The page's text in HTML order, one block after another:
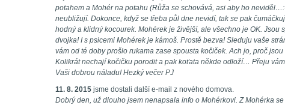
potahem a Mohér na potahu (Růža se schovává, asi aby ho
neubližují. Dokonce, když se třeba půl dne nevidí, tak se pak
hodný a klidný kocourek. Mohérek je živější, ale všechno je OK. Jsou
dvojka! I s psicemi Mohérek je kámoš. Prostě bezva! Sleduju vaše
vám od té doby prošlo rukama zase spousta kočiček. Ach jo, proč
Kolikrát nechají kočičku porodit a pak koťata někde odloží… Přeju
Vaši dobrou náladu! Hezký večer PJ
11. 8. 2015 jsme dostali další e-mail z nového domova.
Dobrý den, už dlouho jsem nenapsala info o Mohérkovi. Z Mohérka